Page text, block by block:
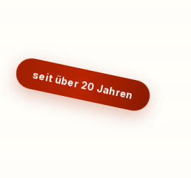
seit über 20 Jahren